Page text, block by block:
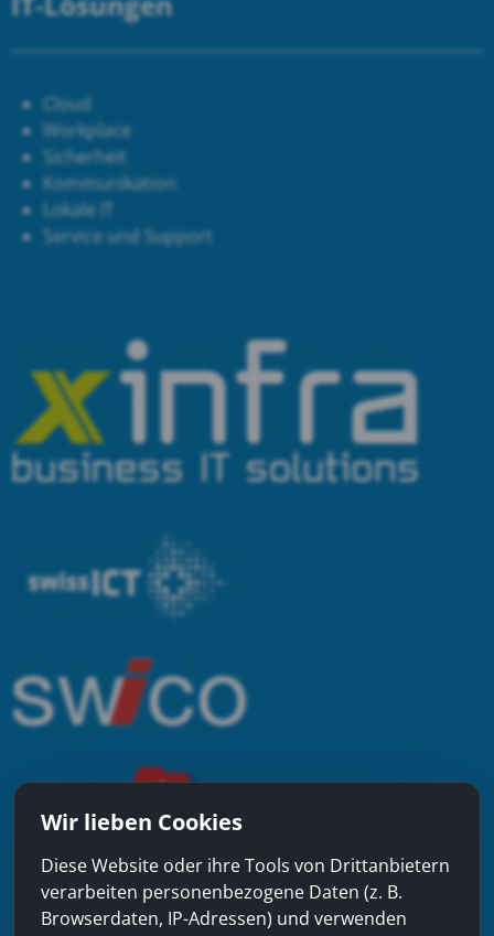
Cloud
Workplace
Sicherheit
Kommunikation
Lokale IT
Service und Support
Wir lieben Cookies
Diese Website oder ihre Tools von Drittanbietern
verarbeiten personenbezogene Daten (z. B.
Browserdaten, IP-Adressen) und verwenden